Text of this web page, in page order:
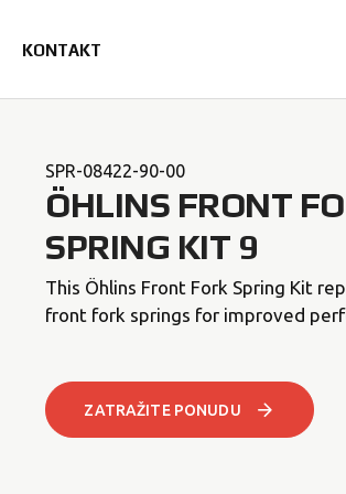
KONTAKT
SPR-08422-90-00
ÖHLINS FRONT
SPRING KIT 9
This Öhlins Front Fork Spring Kit
front fork springs for improved
ZATRAŽITE PONUDU